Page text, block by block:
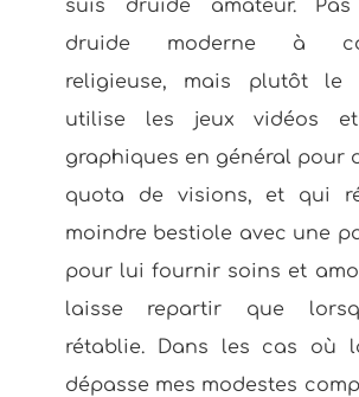
suis druide amateur.
druide moderne à
religieuse, mais plutôt le
utilise les jeux vidéos
graphiques en général pour
quota de visions, et qui
moindre bestiole avec une
pour lui fournir soins et
laisse repartir que
rétablie. Dans les cas où
dépasse mes modestes